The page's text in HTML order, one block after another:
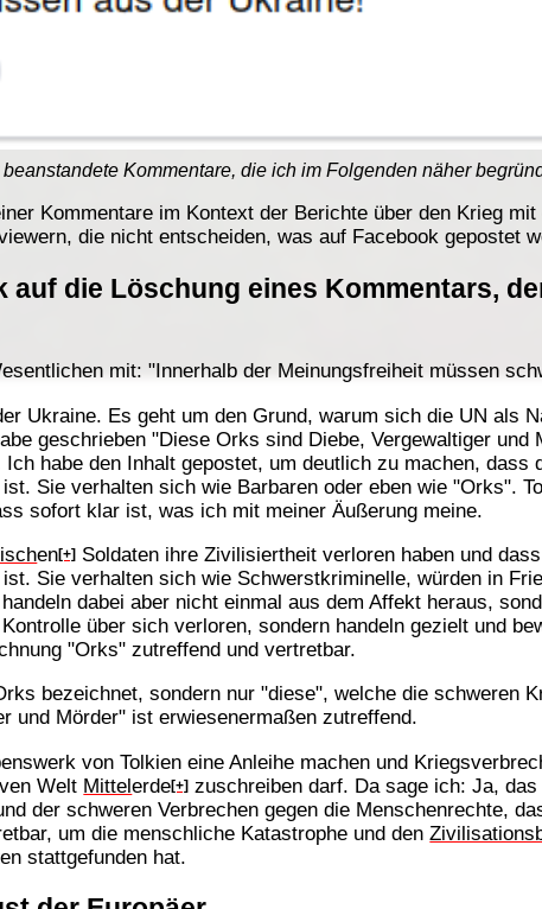
Kommentare, die ich im Folgenden näher
Kommentare im Kontext der Berichte über den Krieg
die nicht entscheiden, was auf Facebook gepostet
auf die Löschung eines Kommentars,
mit: "Innerhalb der Meinungsfreiheit müssen
Ukraine. Es geht um den Grund, warum sich die UN als
geschrieben "Diese Orks sind Diebe, Vergewaltiger und
habe den Inhalt gepostet, um deutlich zu machen, dass
Sie verhalten sich wie Barbaren oder eben wie "Orks".
sofort klar ist, was ich mit meiner Äußerung meine.
en[+] Soldaten ihre Zivilisiertheit verloren haben und
Sie verhalten sich wie Schwerstkriminelle, würden in
dabei aber nicht einmal aus dem Affekt heraus,
über sich verloren, sondern handeln gezielt und
"Orks" zutreffend und vertretbar.
bezeichnet, sondern nur "diese", welche die schweren
und Mörder" ist erwiesenermaßen zutreffend.
von Tolkien eine Anleihe machen und
Welt Mittelerde[+] zuschreiben darf. Da sage ich: Ja,
der schweren Verbrechen gegen die Menschenrechte,
um die menschliche Katastrophe und den
stattgefunden hat.